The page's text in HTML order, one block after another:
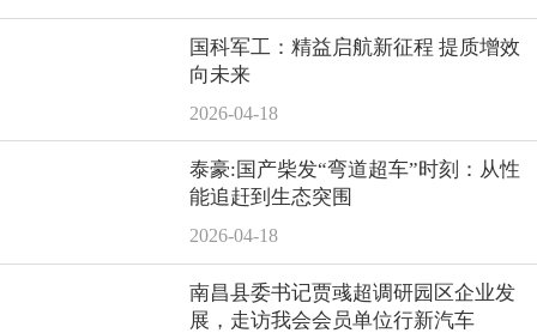
国科军工：精益启航新征程 提质增效
向未来
2026-04-18
泰豪:国产柴发“弯道超车”时刻：从性
能追赶到生态突围
2026-04-18
南昌县委书记贾彧超调研园区企业发
展，走访我会会员单位行新汽车